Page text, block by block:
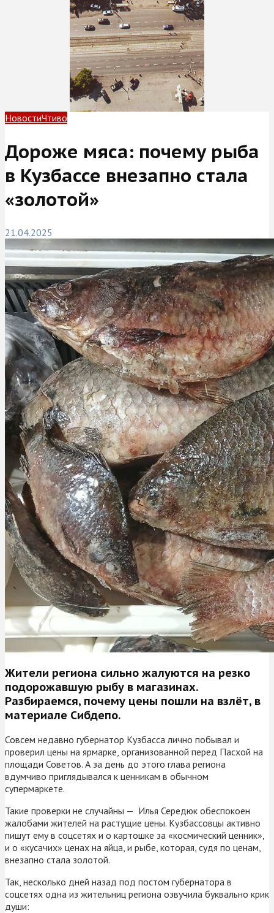
НовостиЧтиво
Дороже мяса: почему рыба
в Кузбассе внезапно стала
«золотой»
21.04.2025
Жители региона сильно жалуются на резко
подорожавшую рыбу в магазинах.
Разбираемся, почему цены пошли на взлёт, в
материале Сибдепо.
Совсем недавно губернатор Кузбасса лично побывал и
проверил цены на ярмарке, организованной перед Пасхой на
площади Советов. А за день до этого глава региона
вдумчиво приглядывался к ценникам в обычном
супермаркете.
Такие проверки не случайны — Илья Середюк обеспокоен
жалобами жителей на растущие цены. Кузбассовцы активно
пишут ему в соцсетях и о картошке за «космический ценник»,
и о «кусачих» ценах на яйца, и рыбе, которая, судя по ценам,
внезапно стала золотой.
Так, несколько дней назад под постом губернатора в
соцсетях одна из жительниц региона озвучила буквально крик
души: